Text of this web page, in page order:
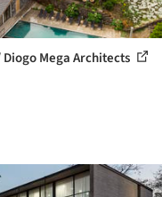
Mega Architects